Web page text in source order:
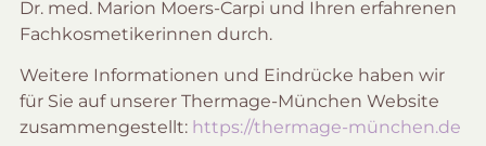
Dr. med. Marion Moers-Carpi und Ihren erfahrenen
Fachkosmetikerinnen durch.
Weitere Informationen und Eindrücke haben wir
für Sie auf unserer Thermage-München Website
zusammengestellt: https://thermage-münchen.de